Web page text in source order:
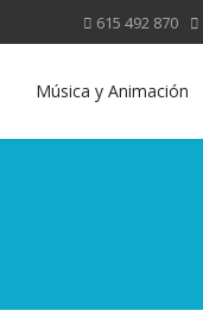
615 492 870
Música y Animación